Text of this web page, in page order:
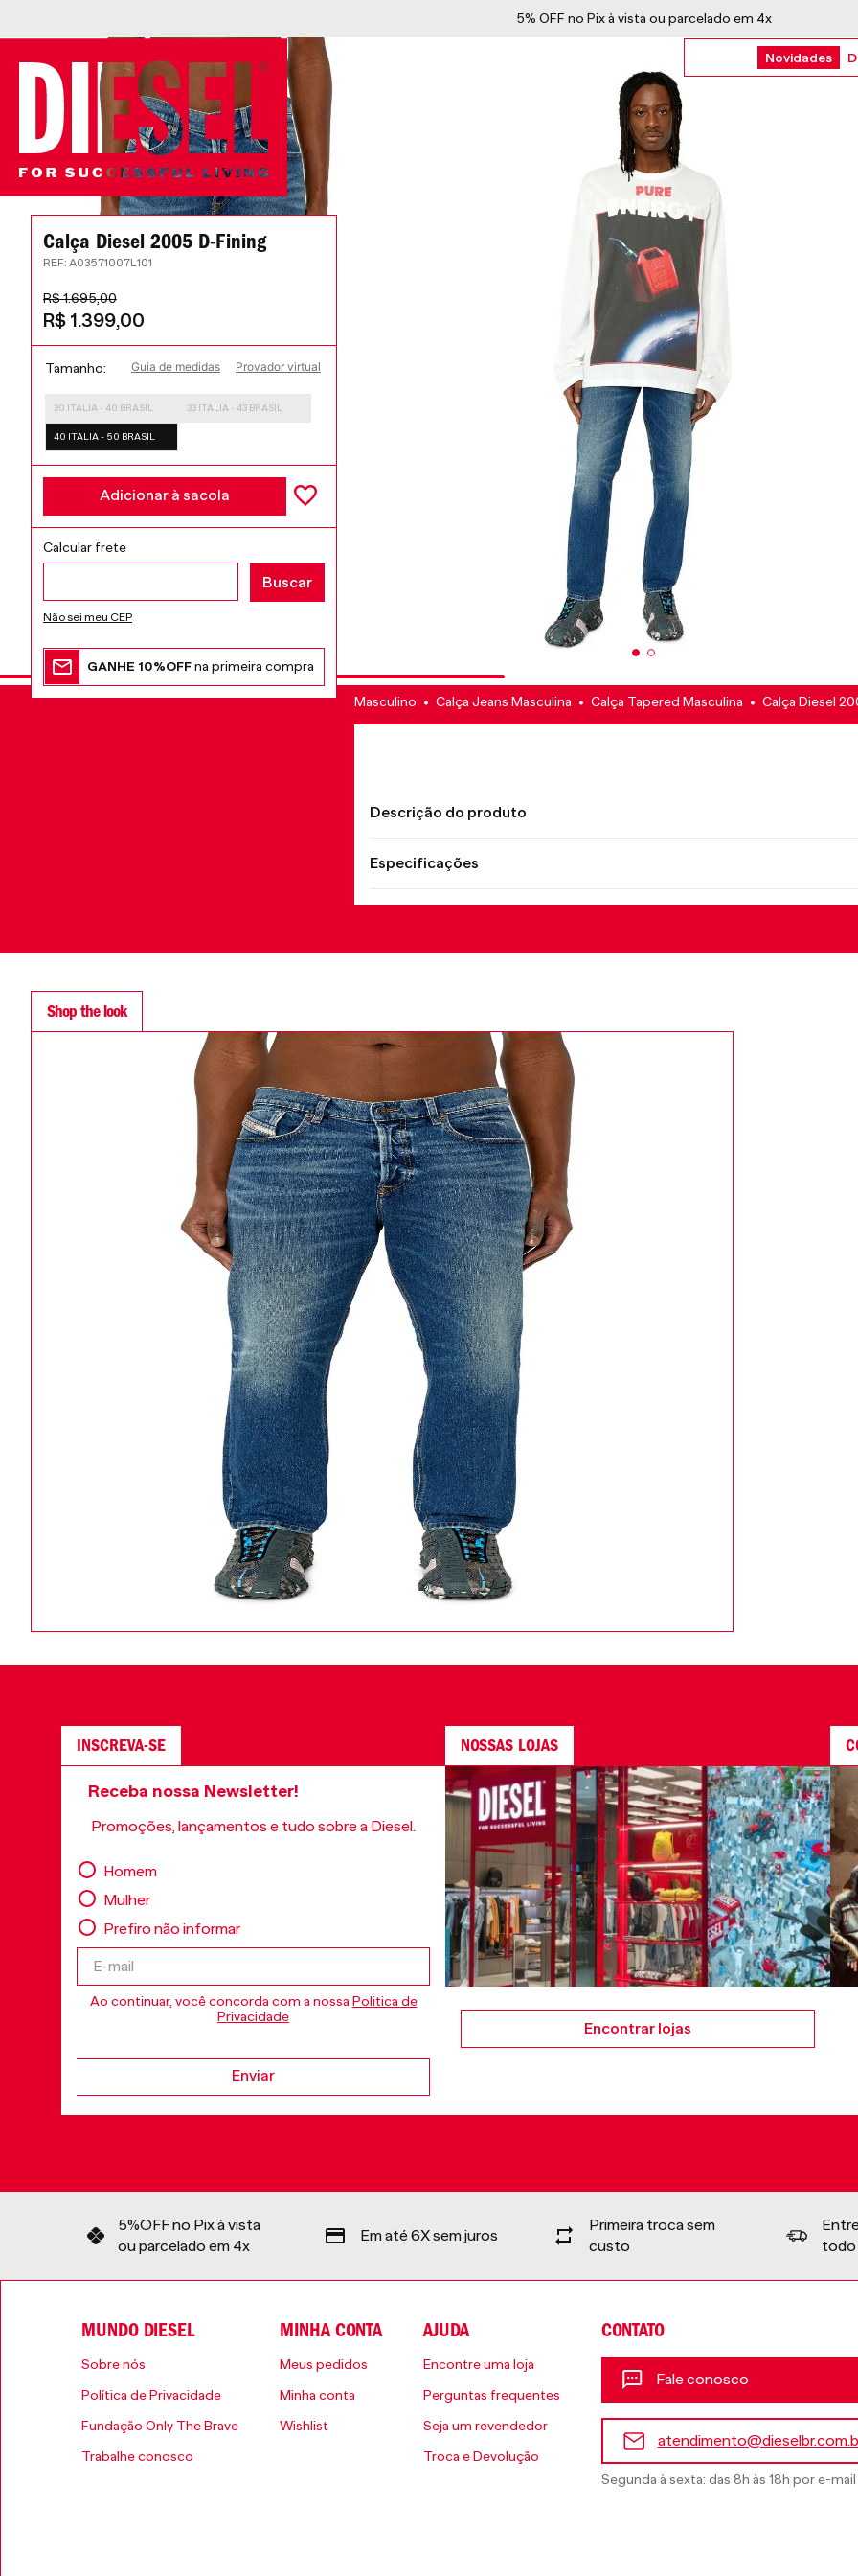
Novidades
Calça Diesel 2005 D-Fining
: A03571007L101
R$1.695,00
R$ 1.399,00
Provador virtual
Guia de medidas
Tamanho
30 ITALIA - 40 BRASIL 33 ITALIA - 43 BRASIL
40 ITALIA - 50 BRASIL
Adicionar à sacola
Não sei meu CEP
GANHE 10%OFFna primeira compra
Masculino Calça Jeans Masculina Calça Tapered Masculina Calça Diesel
Descrição do produto
Especificações
Shop the look
INSCREVA-SE
Receba nossa Newsletter!
Promoções, lançamentos e tudo sobre a Diesel.
Homem
Mulher
Prefiro não informar
Ao continuar, você concorda com a nossa Politica de
Privacidade
Enviar
NOSSAS LOJAS
Encontrar lojas
5%OFF no Pix à vista
ou parcelado em 4x
Em até 6X sem juros
Primeira troca sem
custo
todo
MUNDO DIESEL
Sobre nós
Política de Privacidade
Fundação Only The Brave
Trabalhe conosco
MINHA CONTA
Meus pedidos
Minha conta
Wishlist
AJUDA
Encontre uma loja
Perguntas frequentes
Seja um revendedor
Troca e Devolução
CONTATO
Fale conosco
Segunda à sexta: das 8h às 18h por e-mail